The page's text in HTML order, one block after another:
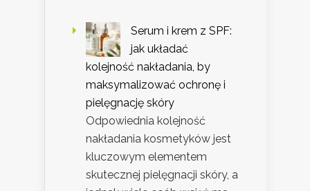
Serum i krem z SPF:
jak układać
kolejność nakładania, by
maksymalizować ochronę i
pielęgnację skóry
Odpowiednia kolejność
nakładania kosmetyków jest
kluczowym elementem
skutecznej pielęgnacji skóry, a